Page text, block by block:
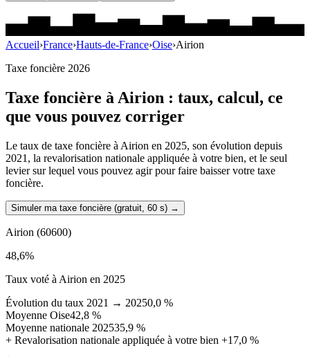
Accueil›France›Hauts-de-France›Oise›Airion
Taxe foncière 2026
Taxe foncière àAirion : taux, calcul, ce
que vous pouvez corriger
Le taux de taxe foncière à Airion en 2025, son évolution depuis
2021, la revalorisation nationale appliquée à votre bien, et le seul
levier sur lequel vous pouvez agir pour faire baisser votre taxe
foncière.
Simuler ma taxe foncière (gratuit, 60 s) →
Airion (60600)
48,6%
Taux voté à Airion en 2025
Évolution du taux 2021 → 20250,0 %
Moyenne Oise42,8 %
Moyenne nationale 202535,9 %
+ Revalorisation nationale appliquée à votre bien +17,0 %